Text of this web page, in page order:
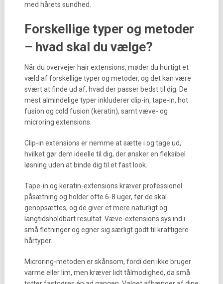
med hårets sundhed.
Forskellige typer og metoder
– hvad skal du vælge?
Når du overvejer hair extensions, møder du hurtigt et
væld af forskellige typer og metoder, og det kan være
svært at finde ud af, hvad der passer bedst til dig. De
mest almindelige typer inkluderer clip-in, tape-in, hot
fusion og cold fusion (keratin), samt væve- og
microring extensions.
Clip-in extensions er nemme at sætte i og tage ud,
hvilket gør dem ideelle til dig, der ønsker en fleksibel
løsning uden at binde dig til et fast look.
Tape-in og keratin-extensions kræver professionel
påsætning og holder ofte 6-8 uger, før de skal
genopsættes, og de giver et mere naturligt og
langtidsholdbart resultat. Væve-extensions sys ind i
små fletninger og egner sig særligt godt til kraftigere
hårtyper.
Microring-metoden er skånsom, fordi den ikke bruger
varme eller lim, men kræver lidt tålmodighed, da små